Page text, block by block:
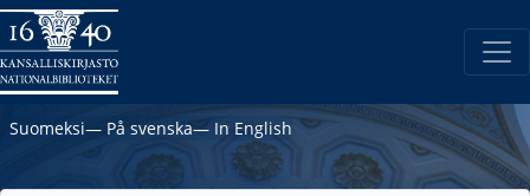
Suomeksi― På svenska― In English